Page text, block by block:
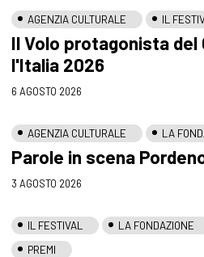
AGENZIA CULTURALE IL
Il Volo protagonista
l'Italia 2026
6 AGOSTO 2026
AGENZIA CULTURALE LA
Parole in scena
3 AGOSTO 2026
IL FESTIVAL LA FONDAZIONE
PREMI